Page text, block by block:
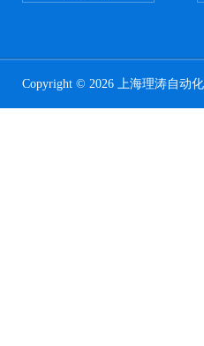
Copyright © 2026 上海理涛自动